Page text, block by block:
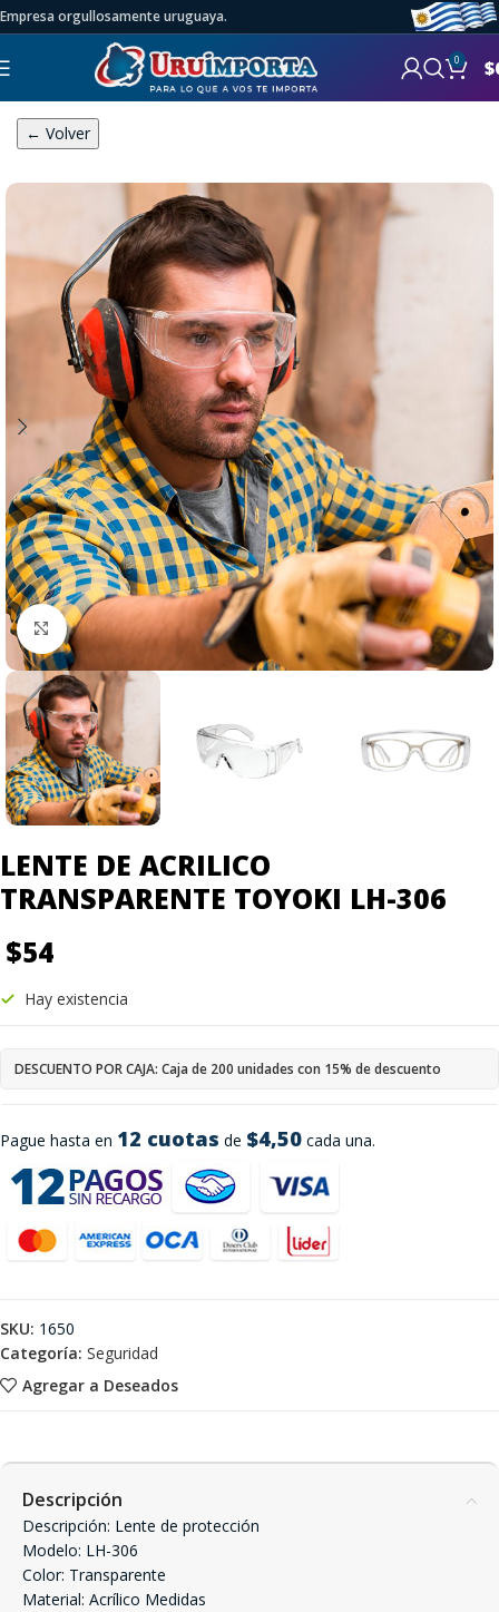
Empresa orgullosamente uruguaya.
0 $
← Volver
Click to enlarge
LENTE DE ACRILICO
TRANSPARENTE TOYOKI LH-306
$54
Pague hasta en 12 cuotas de $4,50 cada una.
Hay existencia
DESCUENTO POR CAJA: Caja de 200 unidades con 15% de descuento
Agregar a Deseados
SKU: 1650
Categoría: Seguridad
Descripción
Descripción: Lente de protección
Modelo: LH-306
Color: Transparente
Material: Acrílico Medidas